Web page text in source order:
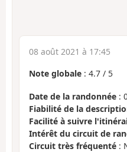
08 août 2021 à 17:45
Note globale : 4.7 / 5
Date de la randonnée :
Fiabilité de la
Facilité à suivre
Intérêt du circuit de
Circuit très fréquenté :